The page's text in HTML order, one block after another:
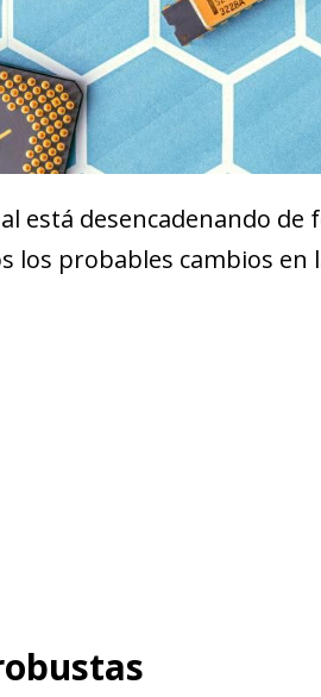
está desencadenando de
los probables cambios en